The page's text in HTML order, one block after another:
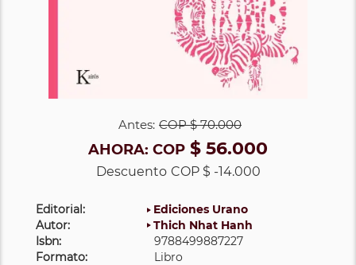
Antes: COP$ 70.000
AHORA: COP $ 56.000
Descuento COP $ -14.000
Editorial:
Ediciones Urano
Autor:
Thich Nhat Hanh
Isbn:
9788499887227
Formato:
Libro